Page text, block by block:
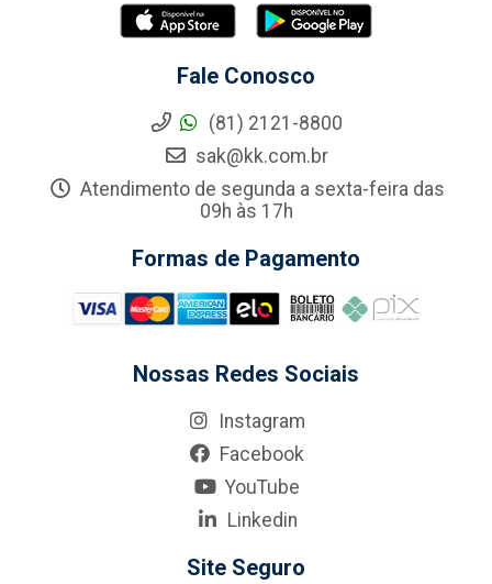
Fale Conosco
(81) 2121-8800
sak@kk.com.br
Atendimento de segunda a sexta-feira das
09h às 17h
Formas de Pagamento
Nossas Redes Sociais
Instagram
Facebook
YouTube
Linkedin
Site Seguro